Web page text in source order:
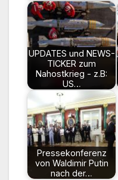
UPDATES und NEWS-
TICKER zum
Nahostkrieg - z.B:
US…
Pressekonferenz
von Waldimir Putin
nach der…